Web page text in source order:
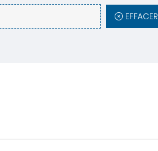
EFFACER